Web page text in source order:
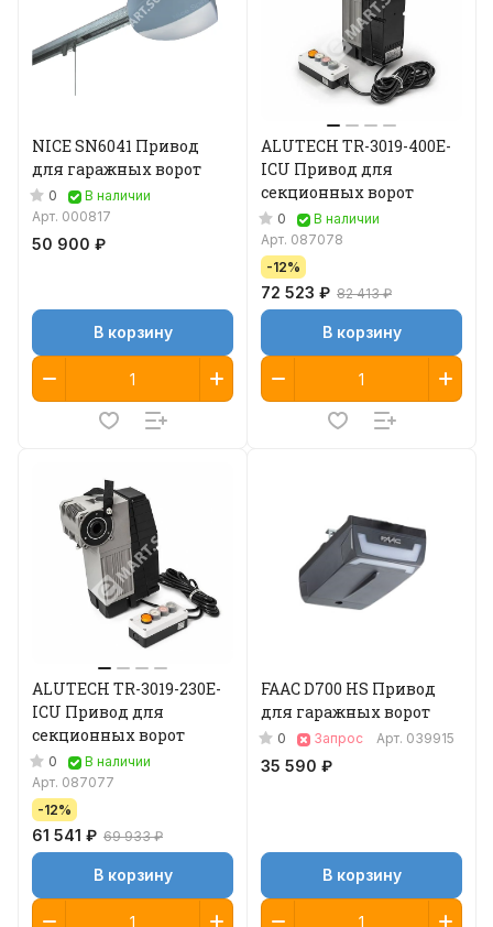
NICE SN6041 Привод
для гаражных ворот
0
В наличии
Арт. 000817
50 900 ₽
В корзину
ALUTECH TR-3019-400E-
ICU Привод для
секционных ворот
0
В наличии
Арт. 087078
-12%
72 523 ₽ 82 413 ₽
В корзину
ALUTECH TR-3019-230E-
ICU Привод для
секционных ворот
0
В наличии
Арт. 087077
-12%
61 541 ₽ 69 933 ₽
В корзину
FAAC D700 HS Привод
для гаражных ворот
0 Запрос Арт. 039915
35 590 ₽
В корзину